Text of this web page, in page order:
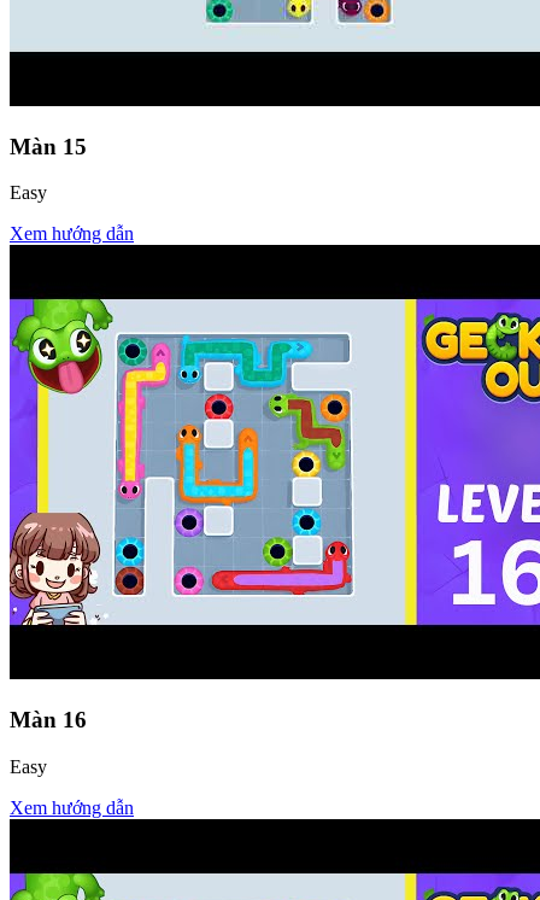
Màn 15
Easy
Xem hướng dẫn
Màn 16
Easy
Xem hướng dẫn